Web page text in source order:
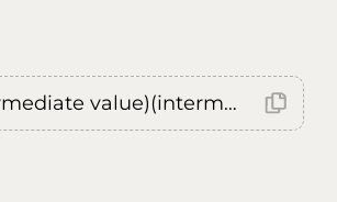
Error: (intermediate value)(intermediate value)(intermediate value).replaceAll is not a function